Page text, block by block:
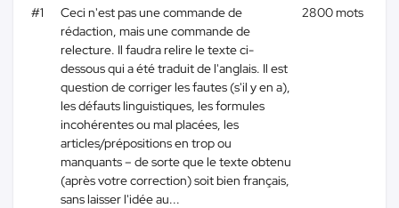
#1
Ceci n'est pas une commande de
rédaction, mais une commande de
relecture. Il faudra relire le texte ci-
dessous qui a été traduit de l'anglais. Il est
question de corriger les fautes (s'il y en a),
les défauts linguistiques, les formules
incohérentes ou mal placées, les
articles/prépositions en trop ou
manquants – de sorte que le texte obtenu
(après votre correction) soit bien français,
sans laisser l'idée au...
2800 mots